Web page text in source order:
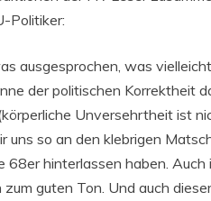
Politiker:
ausgesprochen, was
der politischen Korrektheit
Unversehrtheit ist
so an den klebrigen
hinterlassen haben. Auch
guten Ton. Und auch